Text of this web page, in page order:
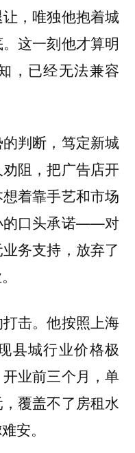
，唯独他抱着城
这一刻他才算明
，已经无法兼容
判断，笃定新城
阻，把广告店开
着靠手艺和市场
的口头承诺——对
务支持，放弃了
击。他按照上海
县城行业价格极
业前三个月，单
覆盖不了房租水
安。